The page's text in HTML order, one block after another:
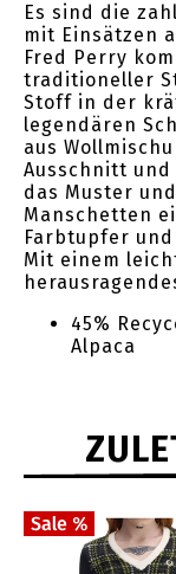
Es sind die
mit Einsätzen
Fred Perry
traditioneller
Stoff in der
legendären
aus
Ausschnitt
das Muster
Manschetten
Farbtupfer
Mit einem
45%
Alpaca